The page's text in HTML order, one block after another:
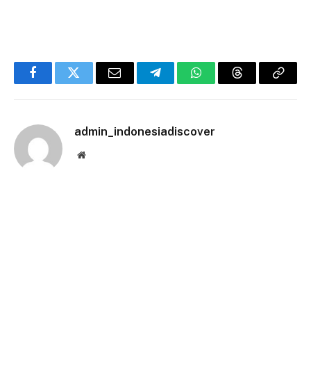
FacebookTwitter Email TelegramWhatsAppThreadsCopy
admin_indonesiadiscover
Website